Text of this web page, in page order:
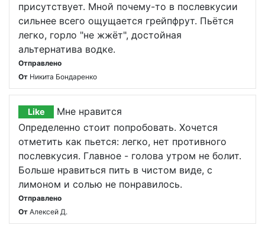
присутствует. Мной почему-то в послевкусии
сильнее всего ощущается грейпфрут. Пьётся
легко, горло "не жжёт", достойная
альтернатива водке.
Отправлено
От Никита Бондаренко
Like
Мне нравится
Определенно стоит попробовать. Хочется
отметить как пьется: легко, нет противного
послевкусия. Главное - голова утром не болит.
Больше нравиться пить в чистом виде, с
лимоном и солью не понравилось.
Отправлено
От Алексей Д.